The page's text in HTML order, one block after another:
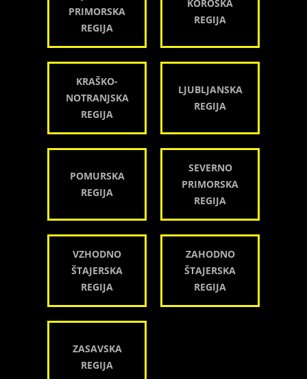
PRIMORSKA
REGIJA
KOROŠKA
REGIJA
KRAŠKO-
NOTRANJSKA
REGIJA
LJUBLJANSKA
REGIJA
POMURSKA
REGIJA
SEVERNO
PRIMORSKA
REGIJA
VZHODNO
ŠTAJERSKA
REGIJA
ZAHODNO
ŠTAJERSKA
REGIJA
ZASAVSKA
REGIJA